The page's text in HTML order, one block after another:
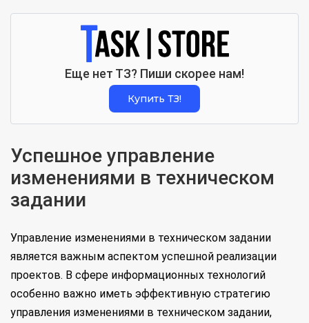
Еще нет ТЗ? Пиши скорее нам!
Купить ТЗ!
Успешное управление
изменениями в техническом
задании
Управление изменениями в техническом задании
является важным аспектом успешной реализации
проектов. В сфере информационных технологий
особенно важно иметь эффективную стратегию
управления изменениями в техническом задании,